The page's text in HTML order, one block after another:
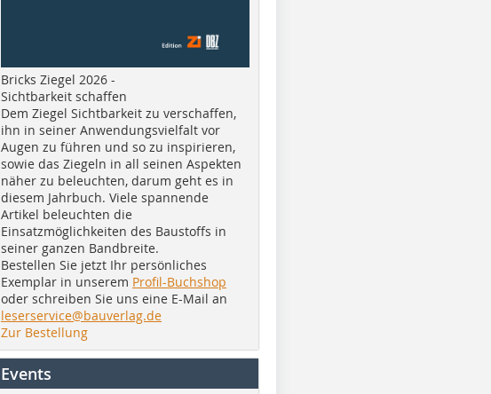
Bricks Ziegel 2026 -
Sichtbarkeit schaffen
Dem Ziegel Sichtbarkeit zu verschaffen,
ihn in seiner Anwendungsvielfalt vor
Augen zu führen und so zu inspirieren,
sowie das Ziegeln in all seinen Aspekten
näher zu beleuchten, darum geht es in
diesem Jahrbuch. Viele spannende
Artikel beleuchten die
Einsatzmöglichkeiten des Baustoffs in
seiner ganzen Bandbreite.
Bestellen Sie jetzt Ihr persönliches
Exemplar in unserem Profil-Buchshop
oder schreiben Sie uns eine E-Mail an
leserservice@bauverlag.de
Zur Bestellung
Events